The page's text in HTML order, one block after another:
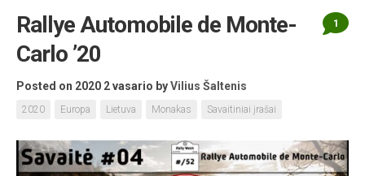
Rallye Automobile de Monte-
Carlo ’20
Posted on 2020 2 vasario byVilius Šaltenis
2020 Europa Lietuva Monakas Savaitiniai įrašai
1